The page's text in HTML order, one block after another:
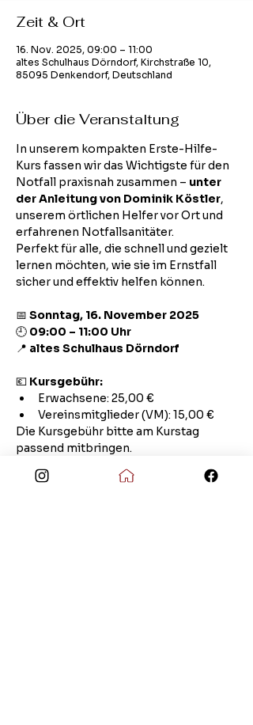
Zeit & Ort
16. Nov. 2025, 09:00 – 11:00
altes Schulhaus Dörndorf, Kirchstraße 10,
85095 Denkendorf, Deutschland
Über die Veranstaltung
In unserem kompakten Erste-Hilfe-
Kurs fassen wir das Wichtigste für den
Notfall praxisnah zusammen – unter
der Anleitung von Dominik Köstler,
unserem örtlichen Helfer vor Ort und
erfahrenen Notfallsanitäter.
Perfekt für alle, die schnell und gezielt
lernen möchten, wie sie im Ernstfall
sicher und effektiv helfen können.
📅 Sonntag, 16. November 2025
🕘 09:00 – 11:00 Uhr
📍 altes Schulhaus Dörndorf
💶 Kursgebühr:
Erwachsene: 25,00 €
Vereinsmitglieder (VM): 15,00 €
Die Kursgebühr bitte am Kurstag
passend mitbringen.
Verbindliche Anmeldung bis